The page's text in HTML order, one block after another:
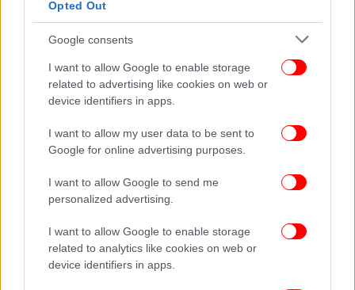
Opted Out
Google consents
I want to allow Google to enable storage
related to advertising like cookies on web or
device identifiers in apps.
I want to allow my user data to be sent to
Google for online advertising purposes.
I want to allow Google to send me
personalized advertising.
I want to allow Google to enable storage
related to analytics like cookies on web or
device identifiers in apps.